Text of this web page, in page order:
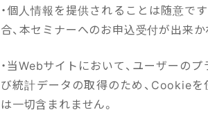
・個人情報を提供されることは随意で
合、本セミナーへのお申込受付が出来か
・当Webサイトにおいて、ユーザーの
び統計データの取得のため、Cookie
は一切含まれません。